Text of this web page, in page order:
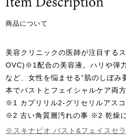
商品について
美容クリニックの医師が注目する
OVC)※1配合の美容液。ハリや弾
など、女性を悩ませる“肌のしぼみ
本でバストとフェイシャルケア両
※1 カプリリル2-グリセリルアス
※2 古い角質層汚れの事 ※2 乾燥
※スキナビオ バスト&フェイスセ